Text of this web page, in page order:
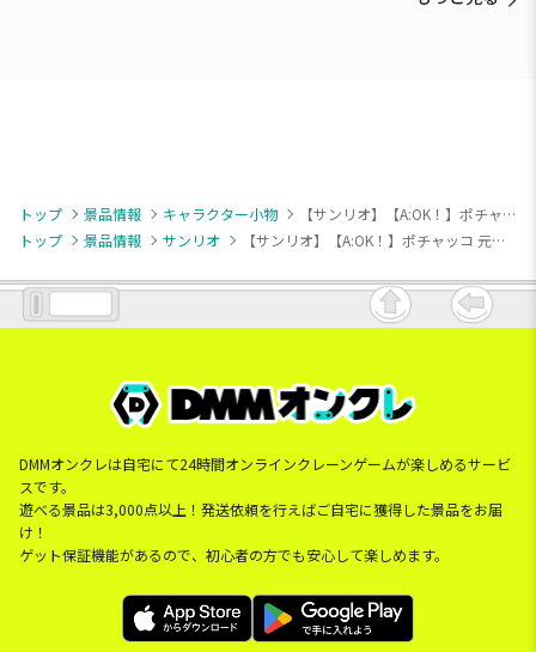
トップ 景品情報 キャラクター小物
【サンリオ】【A:OK！】ポチャッコ 元気いっぱい！ポチャッコマスコット
トップ
景品情報 サンリオ 【サンリオ】【A:OK！】ポチャッコ 元気いっぱい！ポチャッコマスコット
DMMオンクレは自宅にて24時間オンラインクレーンゲームが楽しめるサービ
スです。
遊べる景品は3,000点以上！発送依頼を行えばご自宅に獲得した景品をお届
け！
ゲット保証機能があるので、初心者の方でも安心して楽しめます。